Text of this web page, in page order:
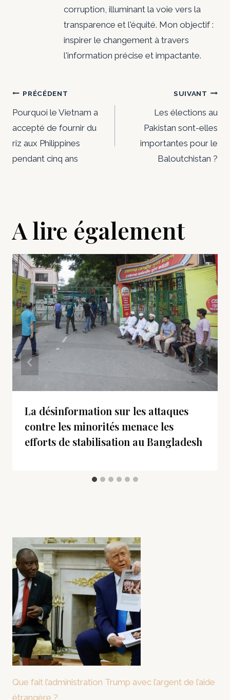
corruption, illuminant la voie vers la
transparence et l'équité. Mon objectif :
inspirer le changement à travers
l'information précise et impactante.
Navigation
de
l’article
PRÉCÉDENT
Pourquoi le Vietnam a
accepté de fournir du
riz aux Philippines
pendant cinq ans
SUIVANT
Les élections au
Pakistan sont-elles
importantes pour le
Baloutchistan ?
A lire également
La désinformation sur les attaques
contre les minorités menace les
efforts de stabilisation au Bangladesh
Que fait l’administration Trump avec l’argent de l’aide
étrangère ?